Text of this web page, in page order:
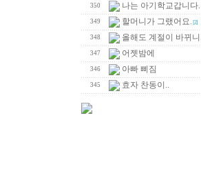
350 나는 아기학교갑니다.
349 할머니가 그랬어요. [2]
348 올해도 계절이 바뀌
347 어젯밤에
346 아빠 삐짐
345 효자 찬동이..